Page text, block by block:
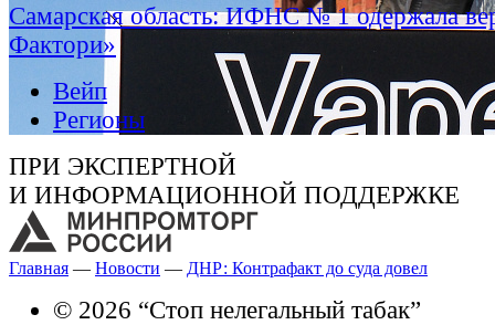
Самарская область: ИФНС № 1 одержала
Фактори»
Вейп
Регионы
ПРИ ЭКСПЕРТНОЙ
И ИНФОРМАЦИОННОЙ ПОДДЕРЖКЕ
Главная — Новости — ДНР: Контрафакт до суда довел
© 2026 “Стоп нелегальный табак”